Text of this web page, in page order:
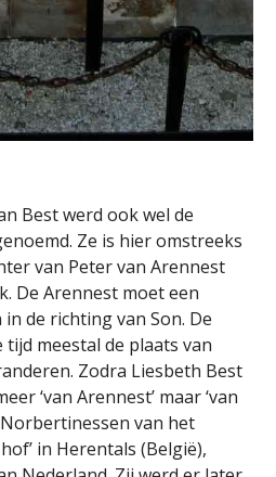
Best werd ook wel de
Ze is hier omstreeks
van Peter van Arennest
De Arennest moet een
de richting van Son. De
meestal de plaats van
Zodra Liesbeth Best
‘van Arennest’ maar ‘van
Norbertinessen van het
in Herentals (België),